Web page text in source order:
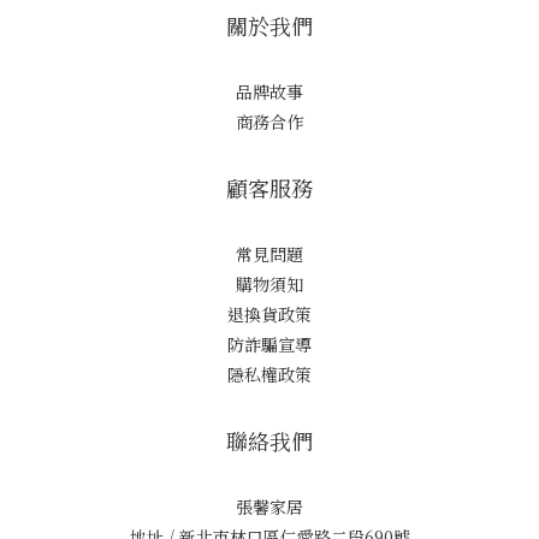
關於我們
品牌故事
商務合作
顧客服務
常見問題
購物須知
退換貨政策
防詐騙宣導
隱私權政策
聯絡我們
張馨家居